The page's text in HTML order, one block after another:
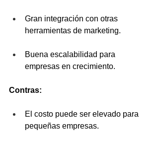
Gran integración con otras
herramientas de marketing.
Buena escalabilidad para
empresas en crecimiento.
Contras:
El costo puede ser elevado para
pequeñas empresas.